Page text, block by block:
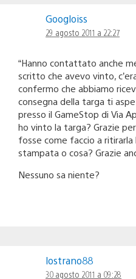
Googloiss
29 agosto 2011 a 22:27
“Hanno contattato anche
scritto che avevo vinto,
confermo che abbiamo
consegna della targa ti
presso il GameStop di Via
ho vinto la targa? Grazie
fosse come faccio a
stampata o cosa? Grazie
Nessuno sa niente?
lostrano88
30 agosto 2011 a 09:28